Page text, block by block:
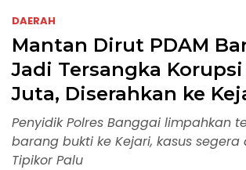
DAERAH
Mantan Dirut PDAM
Jadi Tersangka Korupsi
Juta, Diserahkan ke
Penyidik Polres Banggai limpahkan
barang bukti ke Kejari, kasus
Tipikor Palu